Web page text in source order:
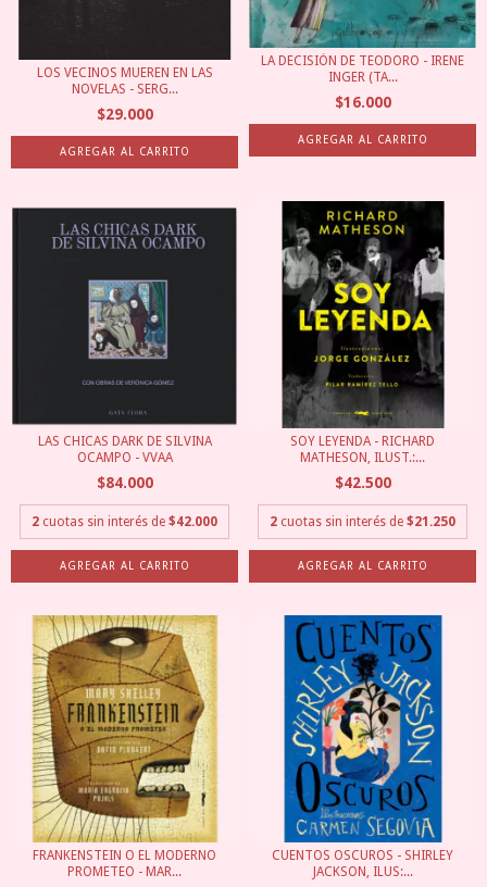
LOS VECINOS MUEREN EN LAS
NOVELAS - SERG...
$29.000
LA DECISIÓN DE TEODORO - IRENE
INGER (TA...
$16.000
LAS CHICAS DARK DE SILVINA
OCAMPO - VVAA
$84.000
2 cuotas sin interés de $42.000
SOY LEYENDA - RICHARD
MATHESON, ILUST.:...
$42.500
2 cuotas sin interés de $21.250
FRANKENSTEIN O EL MODERNO
PROMETEO - MAR...
CUENTOS OSCUROS - SHIRLEY
JACKSON, ILUS:...